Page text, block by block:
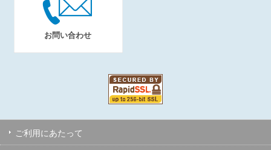
お問い合わせ
ご利用にあたって